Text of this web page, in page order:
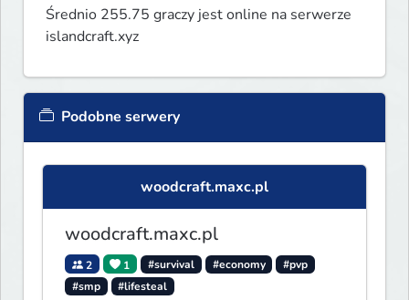
Średnio 255.75 graczy jest online na serwerze
islandcraft.xyz
Podobne serwery
woodcraft.maxc.pl
woodcraft.maxc.pl
2 1 #survival #economy
#pvp
#smp
#lifesteal